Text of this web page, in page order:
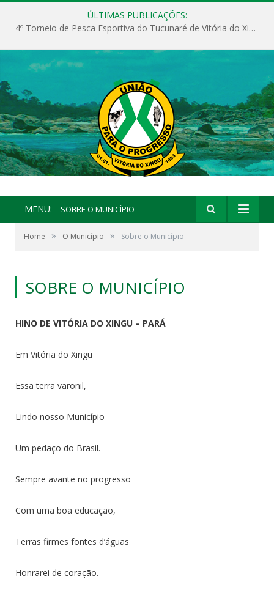
ÚLTIMAS PUBLICAÇÕES:
4º Torneio de Pesca Esportiva do Tucunaré de Vitória do Xingu
MENU: SOBRE O MUNICÍPIO
Home » O Município » Sobre o Município
SOBRE O MUNICÍPIO
HINO DE VITÓRIA DO XINGU – PARÁ
Em Vitória do Xingu
Essa terra varonil,
Lindo nosso Município
Um pedaço do Brasil.
Sempre avante no progresso
Com uma boa educação,
Terras firmes fontes d’águas
Honrarei de coração.